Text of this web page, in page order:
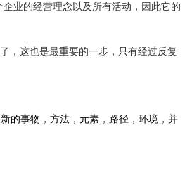
业的经营理念以及所有活动，因此它的
，这也是最重要的一步，只有经过反复
的事物，方法，元素，路径，环境，并